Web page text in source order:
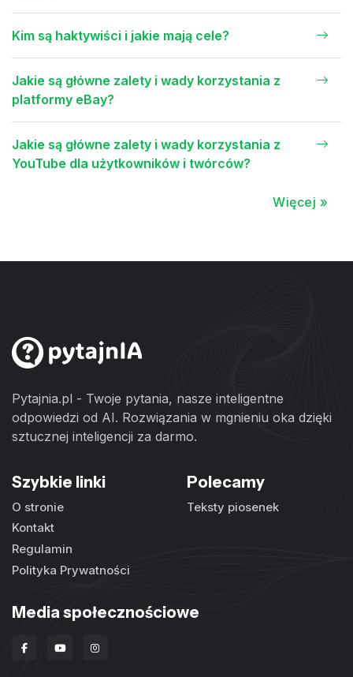
Kim są haktywiści i jakie mają cele?
Jakie są główne zalety i wady korzystania z
platformy eBay?
Jakie są główne zalety i wady korzystania z
YouTube dla użytkowników i twórców?
Więcej »
Pytajnia.pl - Twoje pytania, nasze inteligentne
odpowiedzi od AI. Rozwiązania w mgnieniu oka dzięki
sztucznej inteligencji za darmo.
Szybkie linki
O stronie
Kontakt
Regulamin
Polityka Prywatności
Polecamy
Teksty piosenek
Media społecznościowe